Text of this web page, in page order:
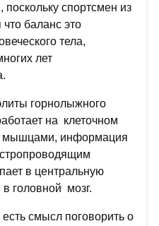
спортсмен из
баланс это
тела,
лет
горнолыжного
на клеточном
мышцами, информация
в центральную
головной мозг.
смысл поговорить о